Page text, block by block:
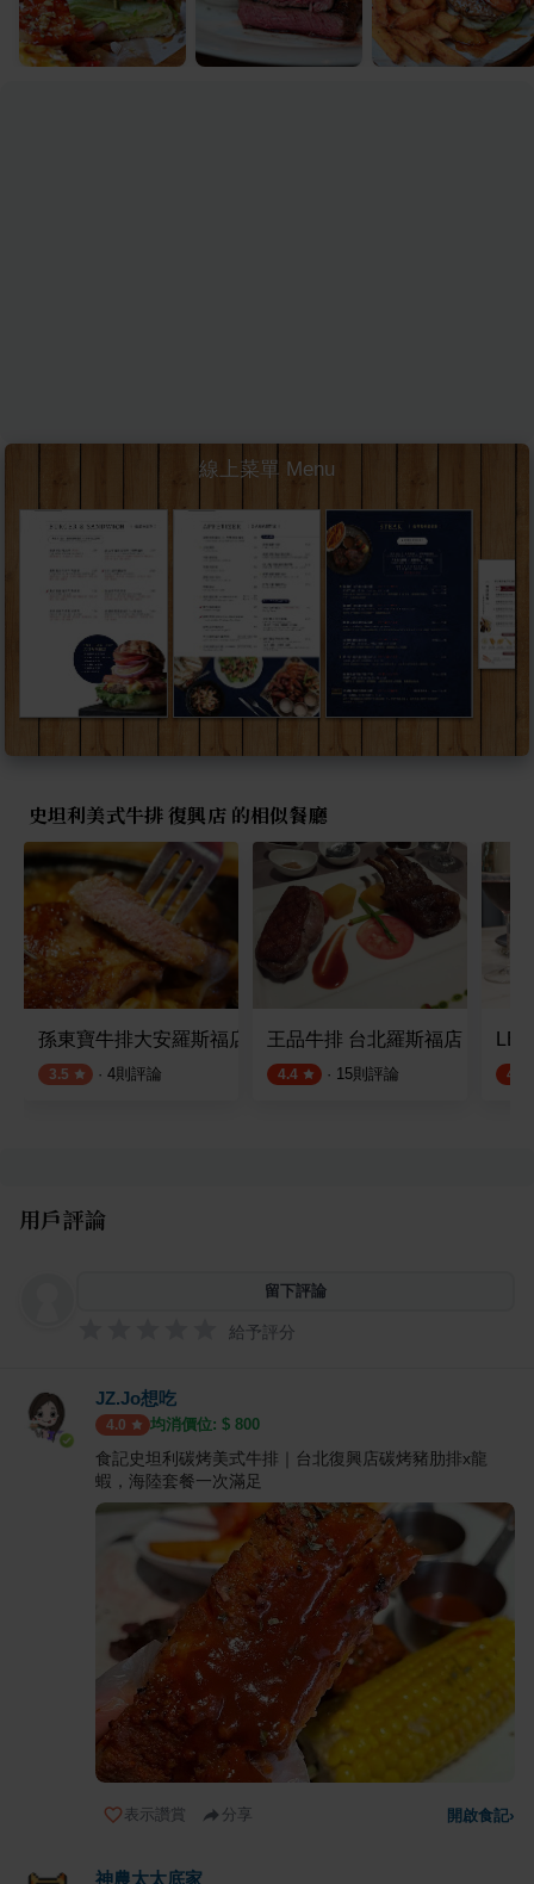
線上菜單 Menu
史坦利美式牛排 復興店 的相似餐廳
孫東寶牛排大安羅斯福店
3.5 · 4則評論
王品牛排 台北羅斯福店
4.4 · 15則評論 4.6
用戶評論
留下評論
給予評分
JZ.Jo想吃
4.0 均消價位: $ 800
食記史坦利碳烤美式牛排｜台北復興店碳烤豬肋排x龍
蝦，海陸套餐一次滿足
表示讚賞 分享 開啟食記›
神農太太底家